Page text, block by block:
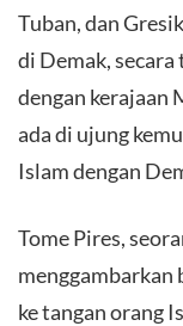
Tuban, dan
di Demak,
dengan kerajaan
ada di ujung
Islam dengan
Tome Pires,
menggambarkan
ke tangan orang